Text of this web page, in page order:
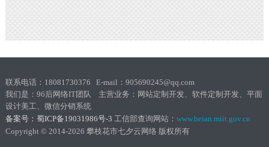
联系电话：18081730376 E-mail：905690245@qq.com
我们是：96后网络IT团队 主营业务：网站定制开发、软件定制开发、平面
设计美工、微信分销系统
备案号：蜀ICP备19031986号-3 工信部查询网站： www.beian.miit.gov.cn
Copyright © 2014-2026 攀枝花市七夕云网络 版权所有